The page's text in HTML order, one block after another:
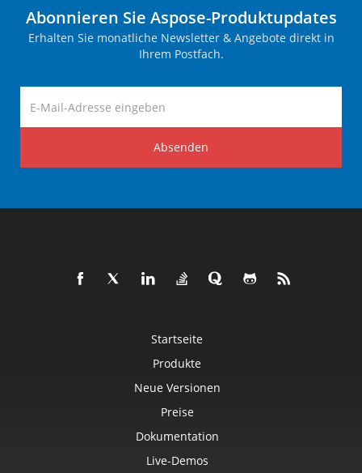
Abonnieren Sie Aspose-Produktupdates
Erhalten Sie monatliche Newsletter & Angebote direkt in
Ihrem Postfach.
Absenden
Startseite
Produkte
Neue Versionen
Preise
Dokumentation
Live-Demos